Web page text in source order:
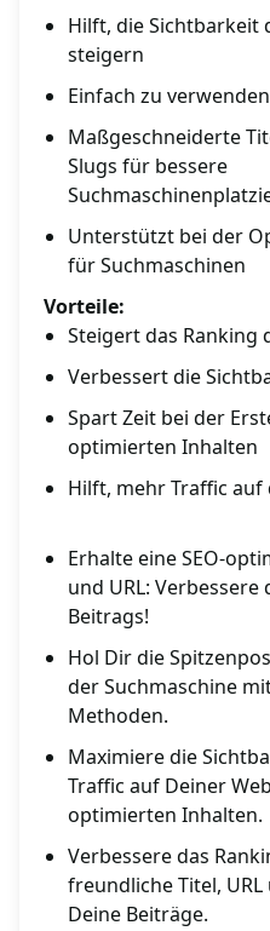
Hilft, die Sichtbarkeit
steigern
Einfach zu
Maßgeschneiderte
Slugs für bessere
Unterstützt bei der
für Suchmaschinen
Vorteile:
Steigert das Ranking
Verbessert die
Spart Zeit bei der
optimierten Inhalten
Hilft, mehr Traffic auf
Erhalte eine SEO-
und URL: Verbessere
Beitrags!
Hol Dir die
der Suchmaschine
Methoden.
Maximiere die
Traffic auf Deiner
optimierten Inhalten.
Verbessere das
freundliche Titel,
Deine Beiträge.